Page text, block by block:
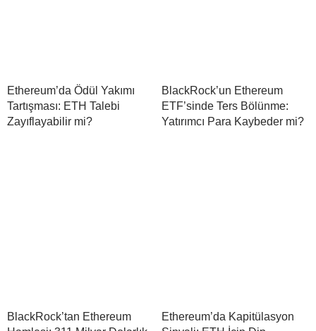
Ethereum’da Ödül Yakımı
Tartışması: ETH Talebi
Zayıflayabilir mi?
BlackRock’un Ethereum
ETF’sinde Ters Bölünme:
Yatırımcı Para Kaybeder mi?
BlackRock’tan Ethereum
Ethereum’da Kapitülasyon